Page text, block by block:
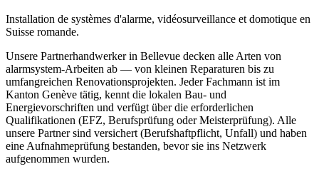
Installation de systèmes d'alarme, vidéosurveillance et domotique en
Suisse romande.
Unsere Partnerhandwerker in Bellevue decken alle Arten von
alarmsystem-Arbeiten ab — von kleinen Reparaturen bis zu
umfangreichen Renovationsprojekten. Jeder Fachmann ist im
Kanton Genève tätig, kennt die lokalen Bau- und
Energievorschriften und verfügt über die erforderlichen
Qualifikationen (EFZ, Berufsprüfung oder Meisterprüfung). Alle
unsere Partner sind versichert (Berufshaftpflicht, Unfall) und haben
eine Aufnahmeprüfung bestanden, bevor sie ins Netzwerk
aufgenommen wurden.